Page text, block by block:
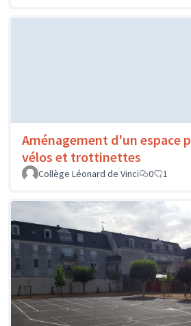
Aménagement d'un espace
vélos et trottinettes
Collège Léonard de Vinci
0 1